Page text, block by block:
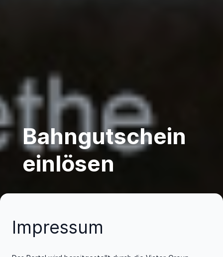
Bahngutschein
einlösen
Impressum